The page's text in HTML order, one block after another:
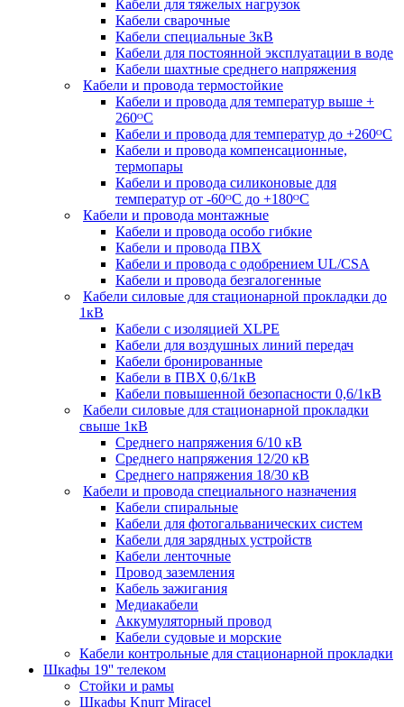
Кабели для тяжелых нагрузок
Кабели сварочные
Кабели специальные 3кВ
Кабели для постоянной эксплуатации в воде
Кабели шахтные среднего напряжения
Кабели и провода термостойкие
Кабели и провода для температур выше +
260ᴼС
Кабели и провода для температур до +260ᴼС
Кабели и провода компенсационные,
термопары
Кабели и провода силиконовые для
температур от -60ᴼC до +180ᴼС
Кабели и провода монтажные
Кабели и провода особо гибкие
Кабели и провода ПВХ
Кабели и провода с одобрением UL/CSA
Кабели и провода безгалогенные
Кабели силовые для стационарной прокладки до
1кВ
Кабели c изоляцией XLPE
Кабели для воздушных линий передач
Кабели бронированные
Кабели в ПВХ 0,6/1кВ
Кабели повышенной безопасности 0,6/1кВ
Кабели силовые для стационарной прокладки
свыше 1кВ
Среднего напряжения 6/10 кВ
Среднего напряжения 12/20 кВ
Среднего напряжения 18/30 кВ
Кабели и провода специального назначения
Кабели спиральные
Кабели для фотогальванических систем
Кабели для зарядных устройств
Кабели ленточные
Провод заземления
Кабель зажигания
Медиакабели
Аккумуляторный провод
Кабели судовые и морские
Кабели контрольные для стационарной прокладки
Шкафы 19'' телеком
Стойки и рамы
Шкафы Knurr Miracel